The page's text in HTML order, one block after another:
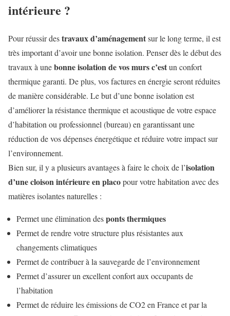
intérieure ?
Pour réussir destravaux d’aménagementsur le long terme, il est
très important d’avoir une bonne isolation. Penser dès le début des
travaux à unebonne isolation de vos murs c’estun confort
thermique garanti. De plus, vos factures en énergie seront réduites
de manière considérable. Le but d’une bonne isolation est
d’améliorer la résistance thermique et acoustique de votre espace
d’habitation ou professionnel (bureau) en garantissant une
réduction de vos dépenses énergétique et réduire votre impact sur
l’environnement.
Bien sur, il y a plusieurs avantages à faire le choix de l’isolation
d’une cloison intérieure en placopour votre habitation avec des
matières isolantes naturelles :
Permet une élimination desponts thermiques
Permet de rendre votre structure plus résistantes aux
changements climatiques
Permet de contribuer à la sauvegarde de l’environnement
Permet d’assurer un excellent confort aux occupants de
l’habitation
Permet de réduire les émissions de CO2 en France et par la